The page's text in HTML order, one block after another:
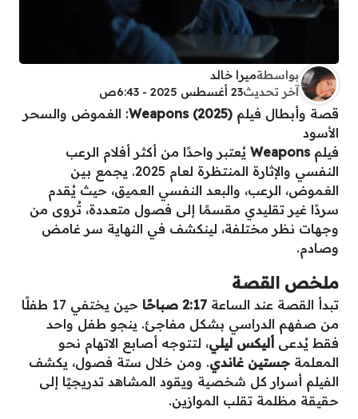
بواسطةميرا خالد
آخر تحديث23 أغسطس 2025 - 6:43ص
قصة وأبطال فيلم Weapons (2025): الغموض والسحر
الأسود
فيلم Weapons يُعتبر واحدًا من أكثر أفلام الرعب
النفسي والإثارة المنتظرة لعام 2025. يجمع بين
الغموض، الرعب، والبعد النفسي العميق، حيث يُقدم
سردًا غير تقليدي مقسمًا إلى فصول متعددة، تُروى من
وجهات نظر مختلفة، لينكشف في النهاية سر غامض
وصادم.
ملخص القصة
تبدأ القصة عند الساعة 2:17 صباحًا
حين يختفي 17 طفلًا
من صفهم الدراسي بشكل مفاجئ. ينجو طفل واحد
فقط يُدعى أليكس ليلي، لتتوجه أصابع الاتهام نحو
المعلمة جستين غاندي. ومن خلال ستة فصول، يكشف
الفيلم أسرار كل شخصية ويقود المشاهد تدريجيًا إلى
حقيقة مظلمة تقلب الموازين.